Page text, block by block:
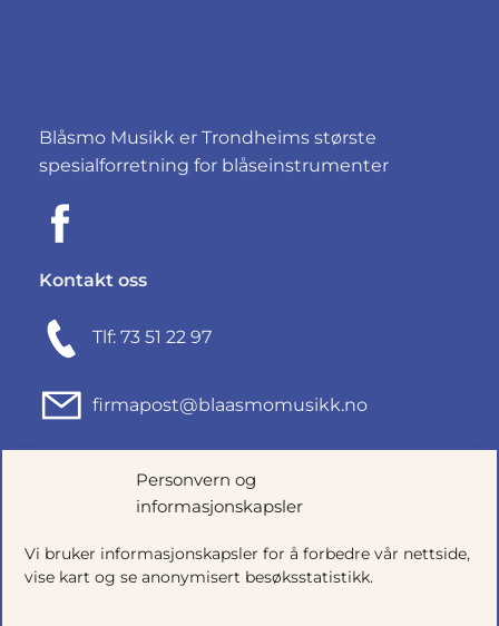
Personvern og
informasjonskapsler
Vi bruker informasjonskapsler for å forbedre vår nettside,
vise kart og se anonymisert besøksstatistikk.
Blåsmo Musikk er Trondheims største
spesialforretning for blåseinstrumenter
Kontakt oss
Tlf: 73 51 22 97
firmapost@blaasmomusikk.no
Fjordgata 46, 7010 TRONDHEIM